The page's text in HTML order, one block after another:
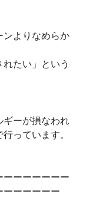
ンよりなめらか
れたい」という
ギーが損なわれ
っています。
ーーーーーーー
ーーーーーー